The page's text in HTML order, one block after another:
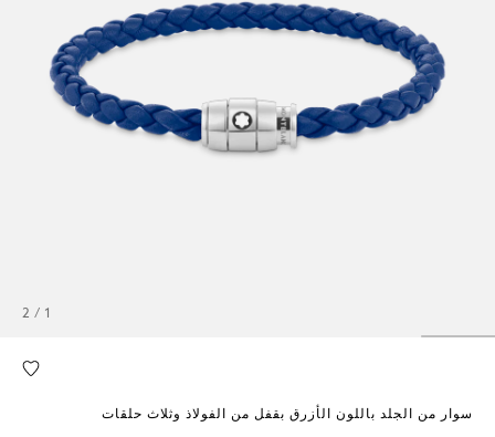
1 / 2
سوار من الجلد باللون الأزرق بقفل من الفولاذ وثلاث حلقات